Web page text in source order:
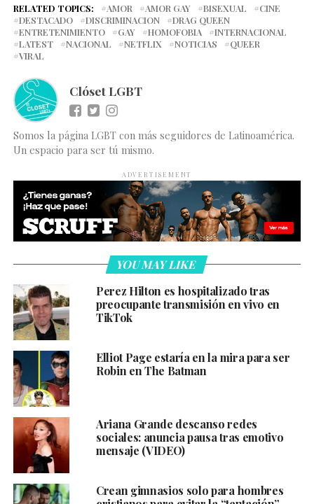
RELATED TOPICS: AMOR AMOR GAY BISEXUAL
CINE
DESTACADO
DISCRIMINACION
DRAG QUEEN
ENTRETENIMIENTO
GAY HOMOFOBIA
INTERNACIONAL
LATEST
NACIONAL NETFLIX NOTICIAS
QUEER
VIRAL
Clóset LGBT
Somos la página LGBT con más seguidores de Latinoamérica.
Un espacio para ser tú mismo.
ADVERTISEMENT
YOU MAY LIKE
Perez Hilton es hospitalizado tras
preocupante transmisión en vivo en
TikTok
Elliot Page estaría en la mira para ser
Robin en The Batman
Ariana Grande descanso redes
sociales: anuncia pausa tras emotivo
mensaje (VIDEO)
Crean gimnasios solo para hombres